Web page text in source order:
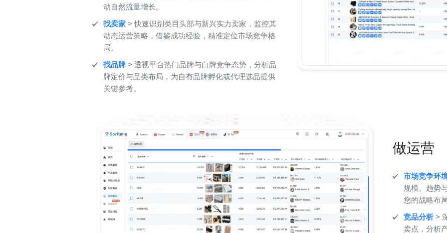
动自然流量增长。
找卖家 > 快速识别类目头部与新兴实力卖家，监控其
动态运营策略，借鉴成功经验，精准定位市场竞争格
局。
找品牌 > 透视平台热门品牌与白牌竞争态势，分析品
牌定价与品类布局，为自有品牌孵化或代理选品提供
关键参考。
做运营
市场竞争环
规模、趋势
您的战略布
竞品分析>
卖点，分析